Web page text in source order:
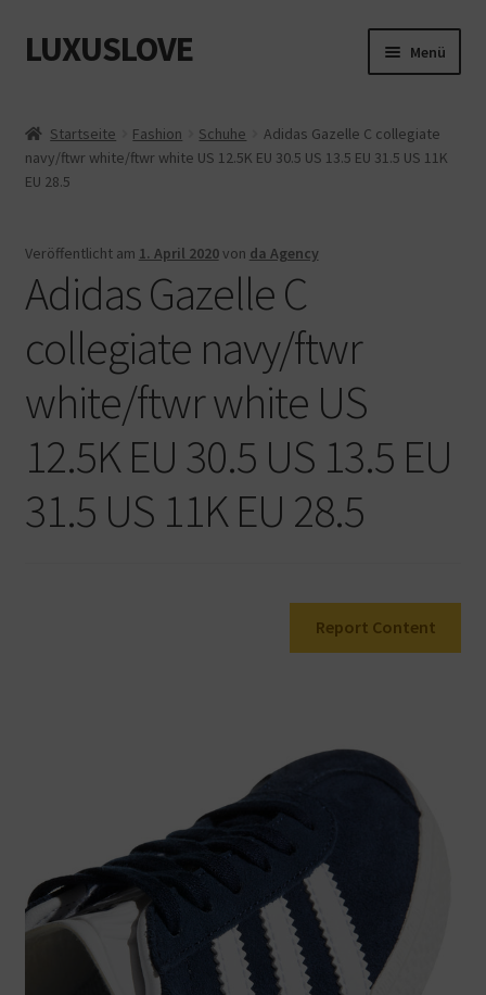
Zur
Navigation
Zum
Inhalt
LUXUSLOVE Menü
Cookie-Richtlinie (EU)
Impressum
Mein Konto
Shop
Warenkorb
Startseite Fashion Schuhe
Adidas Gazelle C collegiate
navy/ftwr white/ftwr white US 12.5K EU 30.5 US 13.5 EU 31.5 US 11K
EU 28.5
Veröffentlicht am 1. April 2020von da Agency
Adidas Gazelle C
collegiate navy/ftwr
white/ftwr white US
12.5K EU 30.5 US 13.5 EU
31.5 US 11K EU 28.5
Report Content